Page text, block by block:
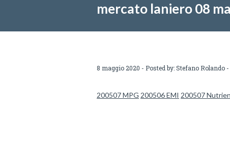
mercato laniero 08
8 maggio 2020 - Posted by:Stefano Rolando
200507 MPG 200506 EMI 200507